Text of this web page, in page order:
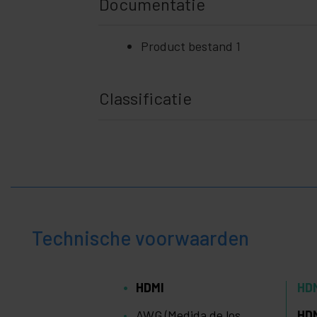
Product bestand 1
Classificatie
Technische voorwaarden
HDMI